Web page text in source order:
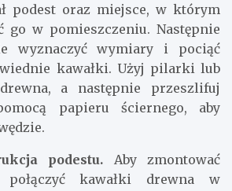
podest oraz miejsce, w którym
go w pomieszczeniu. Następnie
wyznaczyć wymiary i pociąć
kawałki. Użyj pilarki lub
a następnie przeszlifuj
papieru ściernego, aby
podestu. Aby zmontować
połączyć kawałki drewna w